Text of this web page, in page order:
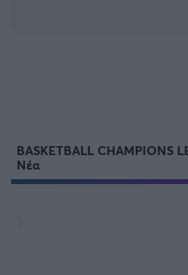
BASKETBALL CHAMPIONS
Νέα